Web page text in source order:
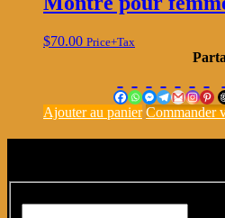
$70.00 Price+Tax
Ajouter au panier Commander